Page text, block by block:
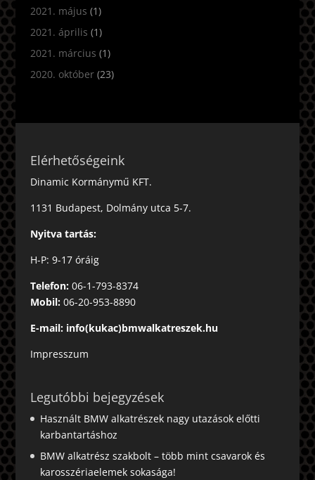
2021. május (1)
2021. április (1)
2021. március (1)
2020. október(23)
Elérhetőségeink
Dinamic Kormánymű KFT.
1131 Budapest, Dolmány utca 5-7.
Nyitva tartás:
H-P: 9-17 óráig
Telefon:06-1-793-8374
Mobil:06-20-953-8890
E-mail: info(kukac)bmwalkatreszek.hu
Impresszum
Legutóbbi bejegyzések
Használt BMW alkatrészek nagy utazások előtti
karbantartáshoz
BMW alkatrész szakbolt – több mint csavarok és
karosszériaelemek sokasága!